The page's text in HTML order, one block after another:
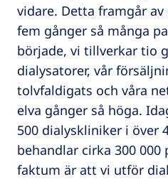
vidare. Detta framgår
fem gånger så många
började, vi tillverkar tio
dialysatorer, vår
tolvfaldigats och våra
elva gånger så höga.
500 dialyskliniker i över
behandlar cirka 300
faktum är att vi utför